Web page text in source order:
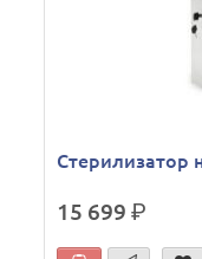
Стерилизатор
15 699р.